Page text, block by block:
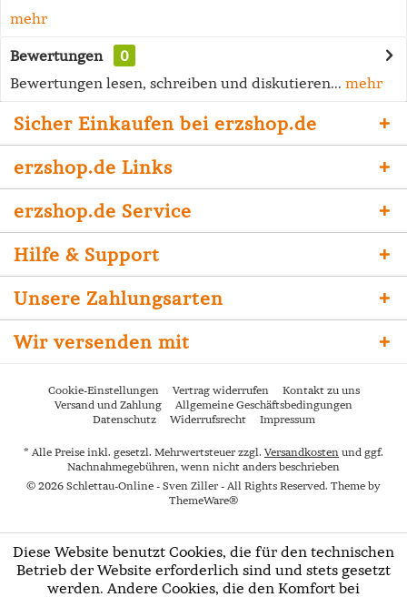
mehr
Bewertungen
0
Bewertungen lesen, schreiben und diskutieren... mehr
Sicher Einkaufen bei erzshop.de
erzshop.de Links
erzshop.de Service
Hilfe & Support
Unsere Zahlungsarten
Wir versenden mit
Cookie-Einstellungen Vertrag widerrufen
Kontakt zu uns
Versand und Zahlung
Allgemeine Geschäftsbedingungen
Datenschutz
Widerrufsrecht Impressum
* Alle Preise inkl. gesetzl. Mehrwertsteuer zzgl. Versandkosten und ggf.
Nachnahmegebühren, wenn nicht anders beschrieben
© 2026 Schlettau-Online - Sven Ziller - All Rights Reserved. Theme by
ThemeWare®
Diese Website benutzt Cookies, die für den technischen
Betrieb der Website erforderlich sind und stets gesetzt
werden. Andere Cookies, die den Komfort bei